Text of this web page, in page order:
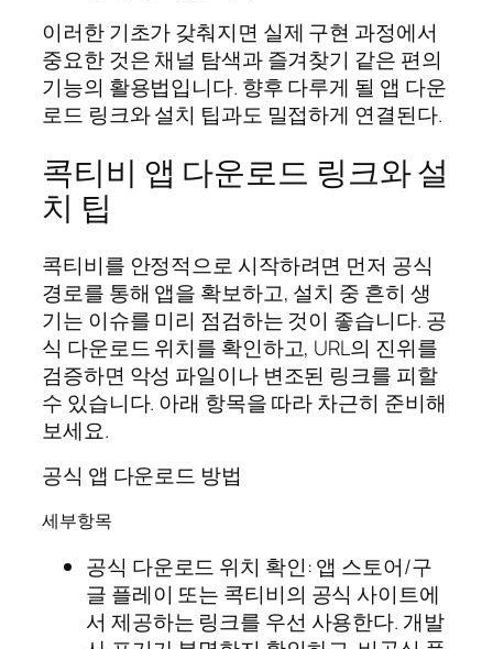
이러한 기초가 갖춰지면 실제 구현 과정에서
중요한 것은 채널 탐색과 즐겨찾기 같은 편의
기능의 활용법입니다. 향후 다루게 될 앱 다운
로드 링크와 설치 팁과도 밀접하게 연결된다.
콕티비 앱 다운로드 링크와 설
치 팁
콕티비를 안정적으로 시작하려면 먼저 공식
경로를 통해 앱을 확보하고, 설치 중 흔히 생
기는 이슈를 미리 점검하는 것이 좋습니다. 공
식 다운로드 위치를 확인하고, URL의 진위를
검증하면 악성 파일이나 변조된 링크를 피할
수 있습니다. 아래 항목을 따라 차근히 준비해
보세요.
공식 앱 다운로드 방법
세부항목
공식 다운로드 위치 확인: 앱 스토어/구
글 플레이 또는 콕티비의 공식 사이트에
서 제공하는 링크를 우선 사용한다. 개발